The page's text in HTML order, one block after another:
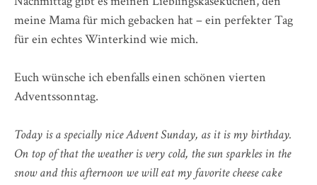
meine Mama für mich gebacken hat – ein perfekter Tag
für ein echtes Winterkind wie mich.
Euch wünsche ich ebenfalls einen schönen vierten
Adventssonntag.
Today is a specially nice Advent Sunday, as it is my birthday.
On top of that the weather is very cold, the sun sparkles in the
snow and this afternoon we will eat my favorite cheese cake